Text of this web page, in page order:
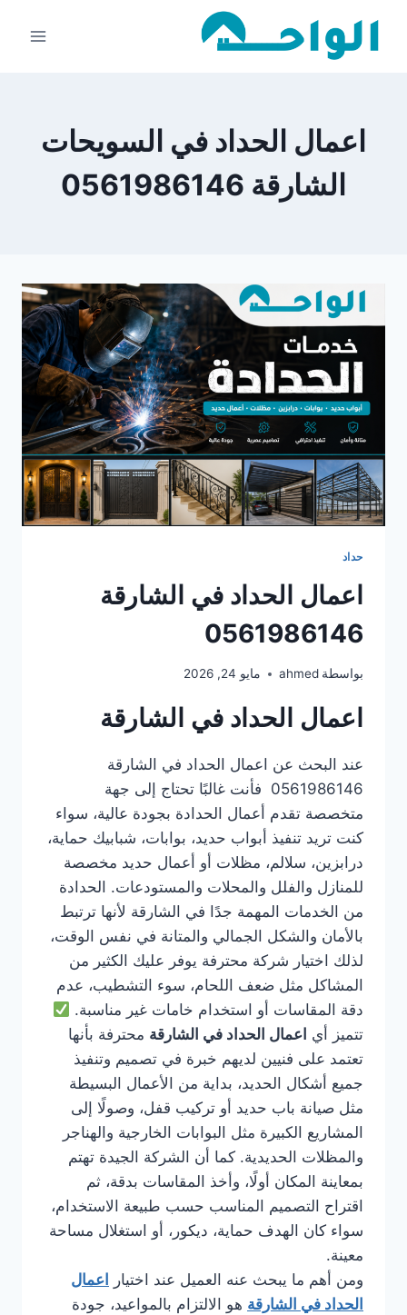
اعمال الحداد في السويحات
الشارقة 0561986146
حداد
اعمال الحداد في الشارقة
0561986146
بواسطة ahmed مايو 24, 2026
اعمال الحداد في الشارقة
عند البحث عن اعمال الحداد في الشارقة
0561986146 فأنت غالبًا تحتاج إلى جهة
متخصصة تقدم أعمال الحدادة بجودة عالية، سواء
كنت تريد تنفيذ أبواب حديد، بوابات، شبابيك حماية،
درابزين، سلالم، مظلات أو أعمال حديد مخصصة
للمنازل والفلل والمحلات والمستودعات. الحدادة
من الخدمات المهمة جدًا في الشارقة لأنها ترتبط
بالأمان والشكل الجمالي والمتانة في نفس الوقت،
لذلك اختيار شركة محترفة يوفر عليك الكثير من
المشاكل مثل ضعف اللحام، سوء التشطيب، عدم
دقة المقاسات أو استخدام خامات غير مناسبة.
تتميز أي اعمال الحداد في الشارقة محترفة بأنها
تعتمد على فنيين لديهم خبرة في تصميم وتنفيذ
جميع أشكال الحديد، بداية من الأعمال البسيطة
مثل صيانة باب حديد أو تركيب قفل، وصولًا إلى
المشاريع الكبيرة مثل البوابات الخارجية والهناجر
والمظلات الحديدية. كما أن الشركة الجيدة تهتم
بمعاينة المكان أولًا، وأخذ المقاسات بدقة، ثم
اقتراح التصميم المناسب حسب طبيعة الاستخدام،
سواء كان الهدف حماية، ديكور، أو استغلال مساحة
معينة.
ومن أهم ما يبحث عنه العميل عند اختيار
اعمال
الحداد في الشارقة هو الالتزام بالمواعيد، جودة